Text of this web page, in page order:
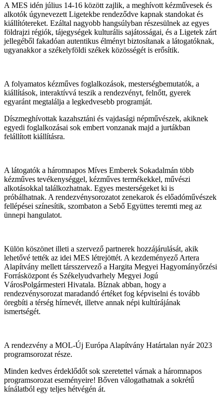
A MES idén július 14-16 között zajlik, a meghívott kézművesek és
alkotók úgynevezett Ligetekbe rendeződve kapnak standokat és
kiállítótereket. Ezáltal nagyobb hangsúlyban részesülnek az egyes
földrajzi régiók, tájegységek kulturális sajátosságai, és a Ligetek zárt
jellegéből fakadóan autentikus élményt biztosítanak a látogatóknak,
ugyanakkor a székelyföldi székek közösségét is erősítik.
A folyamatos kézműves foglalkozások, mesterségbemutatók, a
kiállítások, interaktívvá teszik a rendezvényt, felnőtt, gyerek
egyaránt megtalálja a legkedvesebb programját.
Díszmeghívottak kazahsztáni és vajdasági népművészek, akiknek
egyedi foglalkozásai sok embert vonzanak majd a jurtákban
felállított kiállításra.
A látogatók a háromnapos Míves Emberek Sokadalmán több
kézműves tevékenységgel, kézműves termékekkel, művészi
alkotásokkal találkozhatnak. Egyes mesterségeket ki is
próbálhatnak. A rendezvénysorozatot zenekarok és előadóművészek
fellépései színesítik, szombaton a Sebő Együttes teremti meg az
ünnepi hangulatot.
Külön köszönet illeti a szervező partnerek hozzájárulását, akik
lehetővé tették az idei MES létrejöttét. A kezdeményező Artera
Alapítvány mellett társszervező a Hargita Megyei Hagyományőrzési
Forrásközpont és Székelyudvarhely Megyei Jogú
VárosPolgármesteri Hivatala. Bíznak abban, hogy a
rendezvénysorozat maradandó értéket fog képviselni és tovább
öregbíti a térség hírnevét, illetve annak népi kultúrájának
ismertségét.
A rendezvény a MOL-Új Európa Alapítvány Határtalan nyár 2023
programsorozat része.
Minden kedves érdeklődőt sok szeretettel várnak a háromnapos
programsorozat eseményeire! Bőven válogathatnak a sokrétű
kínálatból egy teljes hétvégén át.